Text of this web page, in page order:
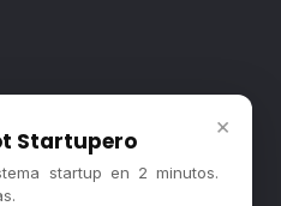
×
Startupero
startup en 2 minutos.